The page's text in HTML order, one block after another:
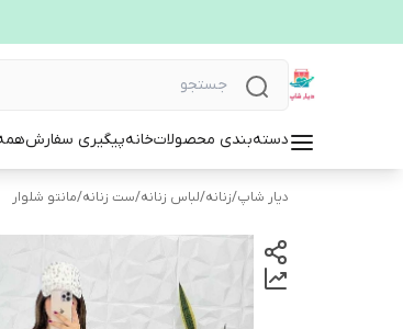
دسته‌بندی محصولاتخانهپیگیری سفارش
دیار شاپ/زنانه/لباس زنانه/ست زنانه/مانتو شلوار